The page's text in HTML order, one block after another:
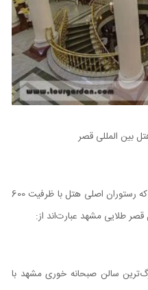
بین المللی قصر
هتل قصر طلایی نیز شش رستورلن دارد که رستوران اصلی هتل با ظرفیت 600
طلایی مشهد عبارت‌اند از:
سالن صبحانه خوری مشهد با